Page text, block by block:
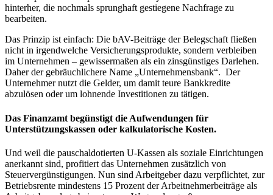
hinterher, die nochmals sprunghaft gestiegene Nachfrage zu
bearbeiten.
Das Prinzip ist einfach: Die bAV-Beiträge der Belegschaft fließen
nicht in irgendwelche Versicherungsprodukte, sondern verbleiben
im Unternehmen – gewissermaßen als ein zinsgünstiges Darlehen.
Daher der gebräuchlichere Name „Unternehmensbank“. Der
Unternehmer nutzt die Gelder, um damit teure Bankkredite
abzulösen oder um lohnende Investitionen zu tätigen.
Das Finanzamt begünstigt die Aufwendungen für
Unterstützungskassen oder kalkulatorische Kosten.
Und weil die pauschaldotierten U-Kassen als soziale Einrichtungen
anerkannt sind, profitiert das Unternehmen zusätzlich von
Steuervergünstigungen. Nun sind Arbeitgeber dazu verpflichtet, zur
Betriebsrente mindestens 15 Prozent der Arbeitnehmerbeiträge als